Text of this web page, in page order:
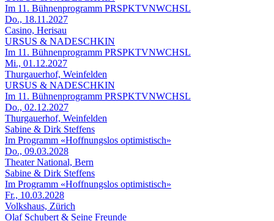
Im 11. Bühnenprogramm PRSPKTVNWCHSL
Do., 18.11.2027
Casino, Herisau
URSUS & NADESCHKIN
Im 11. Bühnenprogramm PRSPKTVNWCHSL
Mi., 01.12.2027
Thurgauerhof, Weinfelden
URSUS & NADESCHKIN
Im 11. Bühnenprogramm PRSPKTVNWCHSL
Do., 02.12.2027
Thurgauerhof, Weinfelden
Sabine & Dirk Steffens
Im Programm «Hoffnungslos optimistisch»
Do., 09.03.2028
Theater National, Bern
Sabine & Dirk Steffens
Im Programm «Hoffnungslos optimistisch»
Fr., 10.03.2028
Volkshaus, Zürich
Olaf Schubert & Seine Freunde